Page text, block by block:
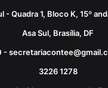
- Quadra 1, Bloco K, 15º
Asa Sul, Brasília, DF
3226 1278